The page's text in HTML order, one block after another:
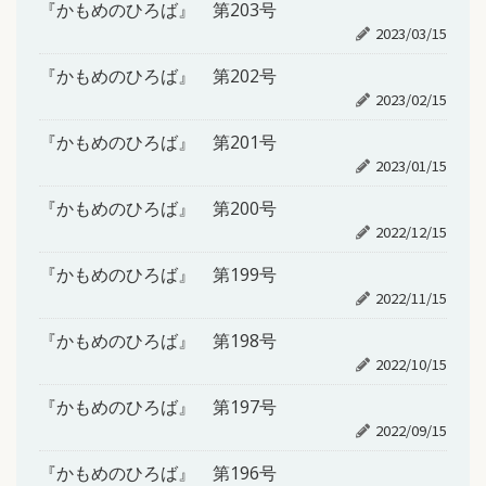
『かもめのひろば』 第203号
2023/03/15
『かもめのひろば』 第202号
2023/02/15
『かもめのひろば』 第201号
2023/01/15
『かもめのひろば』 第200号
2022/12/15
『かもめのひろば』 第199号
2022/11/15
『かもめのひろば』 第198号
2022/10/15
『かもめのひろば』 第197号
2022/09/15
『かもめのひろば』 第196号